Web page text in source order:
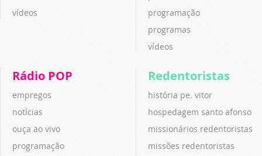
vídeos
programação
programas
vídeos
Rádio POP
empregos
notícias
ouça ao vivo
programação
Redentoristas
história pe. vitor
hospedagem santo afonso
missionários redentoristas
missões redentoristas